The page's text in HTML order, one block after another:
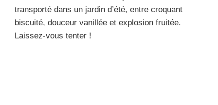
transporté dans un jardin d’été, entre croquant
biscuité, douceur vanillée et explosion fruitée.
Laissez-vous tenter !